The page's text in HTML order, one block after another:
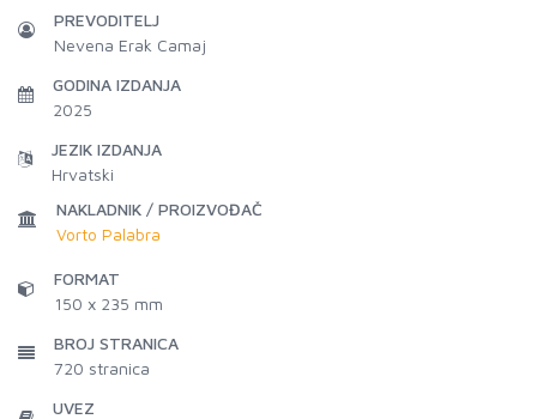
PREVODITELJ
Nevena Erak Camaj
GODINA IZDANJA
2025
JEZIK IZDANJA
Hrvatski
NAKLADNIK / PROIZVOĐAČ
Vorto Palabra
FORMAT
150 x 235 mm
BROJ STRANICA
720 stranica
UVEZ